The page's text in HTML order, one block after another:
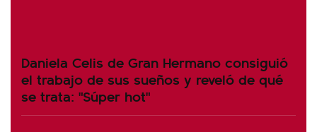
Daniela Celis de Gran Hermano consiguió
el trabajo de sus sueños y reveló de qué
se trata: "Súper hot"